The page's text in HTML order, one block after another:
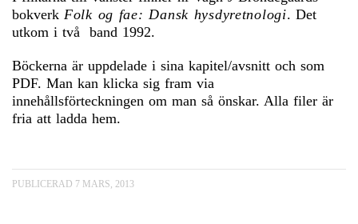
bokverk Folk og fae: Dansk hysdyretnologi. Det
utkom i två band 1992.
Böckerna är uppdelade i sina kapitel/avsnitt och som
PDF. Man kan klicka sig fram via
innehållsförteckningen om man så önskar. Alla filer är
fria att ladda hem.
PUBLICERAD 7 MARS, 2013